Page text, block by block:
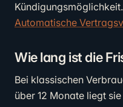
Automatische
Wie lang ist die
Bei klassischen
über 12 Monate liegt